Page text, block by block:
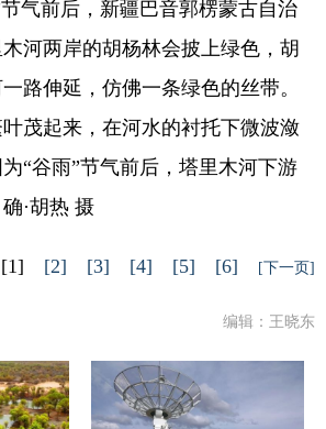
前后，新疆巴音郭楞蒙古自治
河两岸的胡杨林会披上绿色，胡
路伸延，仿佛一条绿色的丝带。
茂起来，在河水的衬托下微波潋
“谷雨”节气前后，塔里木河下游
·胡热 摄
[1] [2] [3] [4] [5] [6] [下一页]
编辑：王晓东